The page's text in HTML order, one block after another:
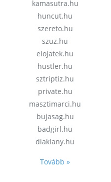
kamasutra.hu
huncut.hu
szereto.hu
szuz.hu
elojatek.hu
hustler.hu
sztriptiz.hu
private.hu
masztimarci.hu
bujasag.hu
badgirl.hu
diaklany.hu
Tovább »